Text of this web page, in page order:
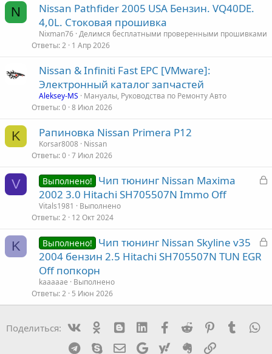
N
Nissan Pathfider 2005 USA Бензин. VQ40DE.
4,0L. Стоковая прошивка
Nixman76 Делимся бесплатными проверенными прошивками
Ответы 2 1 Апр 2026
Nissan & Infiniti Fast EPC [VMware]:
Электронный каталог запчастей
Aleksey-MS
Мануалы, Руководства по Ремонту Авто
Ответы 0 8 Июл 2026
K Рапиновка Nissan Primera P12
Korsar8008 Nissan
Ответы 0 7 Июл 2026
V
З
т
Выполнено!
Чип тюнинг Nissan Maxima
2002 3.0 Hitachi SH705507N Immo Off
Vitals1981
Выполнено
Ответы 2 12 Окт 2024
K
З
т
Выполнено!
Чип тюнинг Nissan Skyline v35
2004 бензин 2.5 Hitachi SH705507N TUN EGR
Off попкорн
kaaaaae
Выполнено
Ответы 2 5 Июн 2026
Поделиться: Ok mes_blogger
Linked InFacebook
Reddit PinterestTumblr
Telegram
Skype Эл. почта
Google Yahoo Evernote